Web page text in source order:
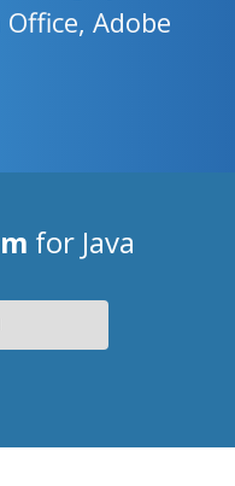
Adobe
for Java